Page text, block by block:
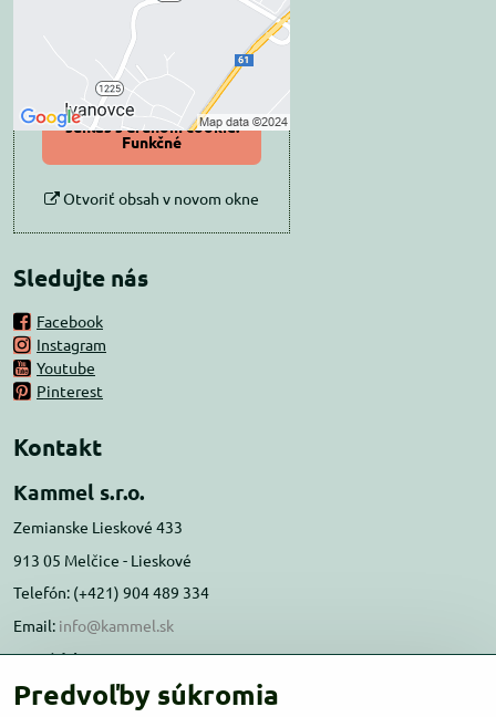
Povoliť tentokrát
Povoliť a zapamätať -
súhlas s druhom cookie:
Funkčné
Otvoriť obsah v novom okne
Sledujte nás
Facebook
Instagram
Youtube
Pinterest
Kontakt
Kammel s.r.o.
Zemianske Lieskové 433
913 05 Melčice - Lieskové
Telefón: (+421) 904 489 334
Email: info@kammel.sk
Prevádzka:
Administratívna budova PD Melčice
Predvoľby súkromia